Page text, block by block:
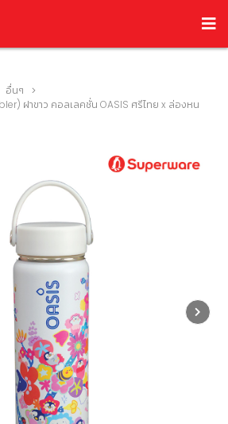
อื่นๆ
ฝาขาว คอลเลคชั่น OASIS ศรีไทย x ล่องหน